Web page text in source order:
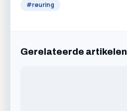
#reuring
Gerelateerde artikelen